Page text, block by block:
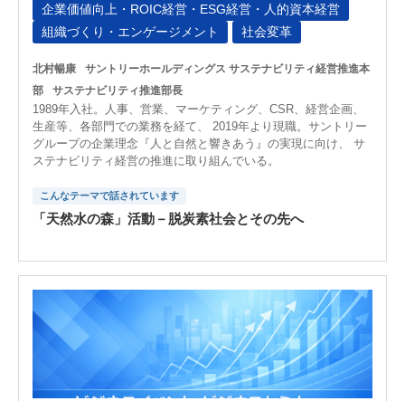
企業価値向上・ROIC経営・ESG経営・人的資本経営
組織づくり・エンゲージメント
社会変革
北村暢康
サントリーホールディングス サステナビリティ経営推進本
部
サステナビリティ推進部長
1989年入社。人事、営業、マーケティング、CSR、経営企画、
生産等、各部門での業務を経て、 2019年より現職。サントリー
グループの企業理念『人と自然と響きあう』の実現に向け、 サ
ステナビリティ経営の推進に取り組んでいる。
こんなテーマで話されています
「天然水の森」活動－脱炭素社会とその先へ